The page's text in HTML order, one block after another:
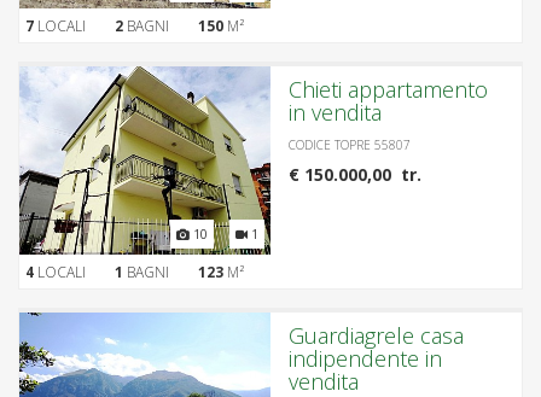
7 LOCALI 2 BAGNI 150 M²
10 1
Chieti appartamento
in vendita
CODICE TOPRE 55807
€ 150.000,00 tr.
4 LOCALI 1 BAGNI 123 M²
Guardiagrele casa
indipendente in
vendita